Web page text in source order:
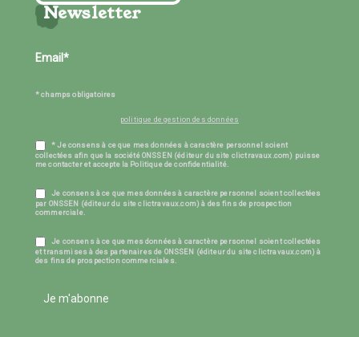
Newsletter
* champs obligatoires
politique de gestion des données
* Je consens à ce que mes données à caractère personnel soient
collectées afin que la société ONSSEN (éditeur du site clictravaux.com) puisse
me contacter et accepte la Politique de confidentialité.
Je consens à ce que mes données à caractère personnel soient collectées
par ONSSEN (éditeur du site clictravaux.com) à des fins de prospection
commerciale.
Je consens à ce que mes données à caractère personnel soient collectées
et transmises à des partenaires de ONSSEN (éditeur du site clictravaux.com) à
des fins de prospection commerciales.
Je m'abonne